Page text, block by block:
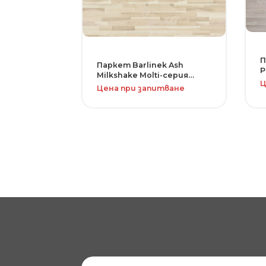
Паркет Barlinek Ash
Milkshake Molti-серия
Decor Line
Цена при запитване